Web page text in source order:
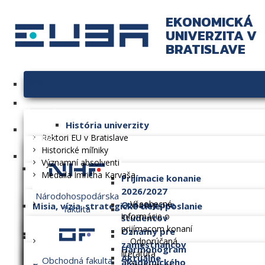
EKONOMICKÁ
UNIVERZITA V
BRATISLAVE
História univerzity
Rektori EU v Bratislave
Historické míľniky
Významní absolventi
Medaila Imricha Karvaša
Misia, vízia, strategické ciele, poslanie
Dlhodobý zámer
Fakulty
Národohospodárska
fakulta
Obchodná fakulta
Prijímacie konanie
2026/2027
Všeobecné
informácie o
prijímacom konaní
Odporúčaná
literatúra
Oznamy pre
študentov
Harmonogram
akademického
Oznamy pre
zamestnancov
Aktuálne